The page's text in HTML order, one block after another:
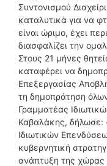
Συντονισμού
καταλυτικά για να
είναι ώριμο, έχει
διασφαλίζει την
Στους 21 μήνες
καταφέρει να
Επεξεργασίας
τη δημοπράτηση
Γραμματέας
Καβαλάκης, δήλωσε:
Ιδιωτικών
κυβερνητική
ανάπτυξη της χώρας